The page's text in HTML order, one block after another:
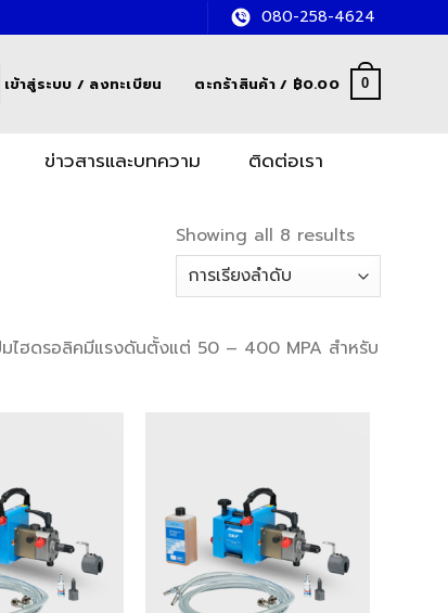
080-258-4624
เข้าสู่ระบบ / ลงทะเบียน ตะกร้าสินค้า / ฿0.00 0
ข่าวสารและบทความ ติดต่อเรา
Showing all 8 results
ไฮดรอลิคมีแรงดันตั้งแต่ 50 – 400 MPA สำหรับ